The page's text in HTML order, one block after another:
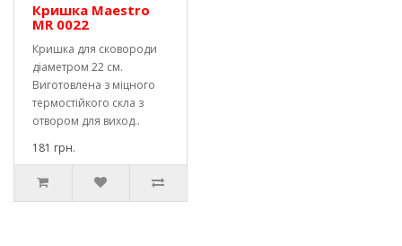
Кришка Maestro
MR 0022
Кришка для сковороди
діаметром 22 см.
Виготовлена ​​з міцного
термостійкого скла з
отвором для виход..
181 грн.